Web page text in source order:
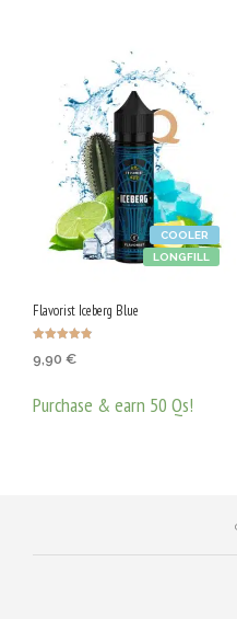
LONGFILL
COOLER
Flavorist Iceberg Blue
4.83
9,90 €
Purchase & earn 50 Qs!